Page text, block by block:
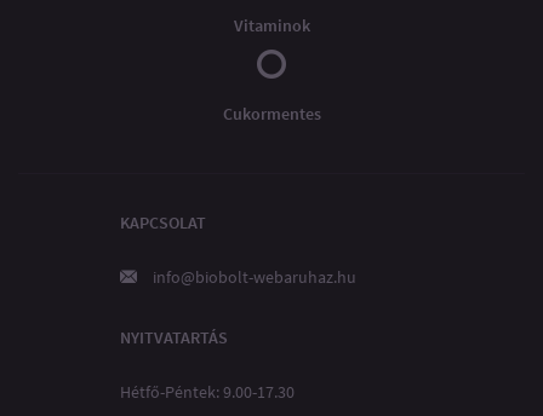
Vitaminok
Cukormentes
KAPCSOLAT
info@biobolt-webaruhaz.hu
NYITVATARTÁS
Hétfő-Péntek: 9.00-17.30